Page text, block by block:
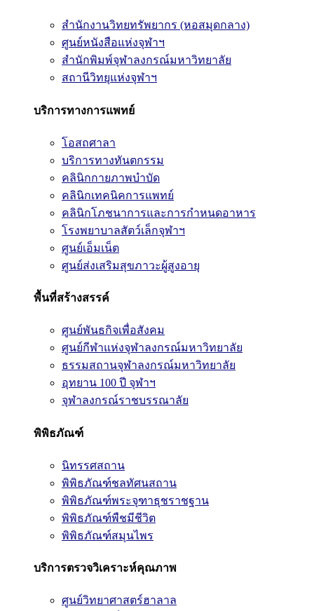
สำนักงานวิทยทรัพยากร (หอสมุดกลาง)
ศูนย์หนังสือแห่งจุฬาฯ
สำนักพิมพ์จุฬาลงกรณ์มหาวิทยาลัย
สถานีวิทยุแห่งจุฬาฯ
บริการทางการแพทย์
โอสถศาลา
บริการทางทันตกรรม
คลินิกกายภาพบำบัด
คลินิกเทคนิคการแพทย์
คลินิกโภชนาการและการกำหนดอาหาร
โรงพยาบาลสัตว์เล็กจุฬาฯ
ศูนย์เอ็มเน็ต
ศูนย์ส่งเสริมสุขภาวะผู้สูงอายุ
พื้นที่สร้างสรรค์
ศูนย์พันธกิจเพื่อสังคม
ศูนย์กีฬาแห่งจุฬาลงกรณ์มหาวิทยาลัย
ธรรมสถานจุฬาลงกรณ์มหาวิทยาลัย
อุทยาน 100 ปี จุฬาฯ
จุฬาลงกรณ์ราชบรรณาลัย
พิพิธภัณฑ์
นิทรรศสถาน
พิพิธภัณฑ์ชลทัศนสถาน
พิพิธภัณฑ์พระจุฑาธุชราชฐาน
พิพิธภัณฑ์พืชมีชีวิต
พิพิธภัณฑ์สมุนไพร
บริการตรวจวิเคราะห์คุณภาพ
ศูนย์วิทยาศาสตร์ฮาลาล